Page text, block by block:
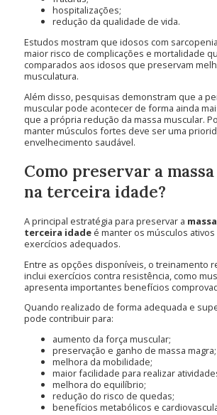
hospitalizações;
redução da qualidade de vida.
Estudos mostram que idosos com
maior risco de complicações e mortalidade
comparados aos idosos que preservam
musculatura.
Além disso, pesquisas demonstram que a
muscular pode acontecer de forma ainda
que a própria redução da massa muscular.
manter músculos fortes deve ser uma
envelhecimento saudável.
Como preservar a
na terceira idade?
A principal estratégia para preservar a
terceira idade é manter os músculos
exercícios adequados.
Entre as opções disponíveis, o treinamento
inclui exercícios contra resistência, como
apresenta importantes benefícios
Quando realizado de forma adequada e
pode contribuir para:
aumento da força muscular;
preservação e ganho de massa magra;
melhora da mobilidade;
maior facilidade para realizar
melhora do equilíbrio;
redução do risco de quedas;
benefícios metabólicos e